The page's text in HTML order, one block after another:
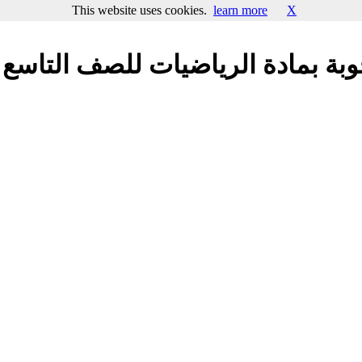
بمادة الرياضيات للصف
This website uses cookies. learn more X